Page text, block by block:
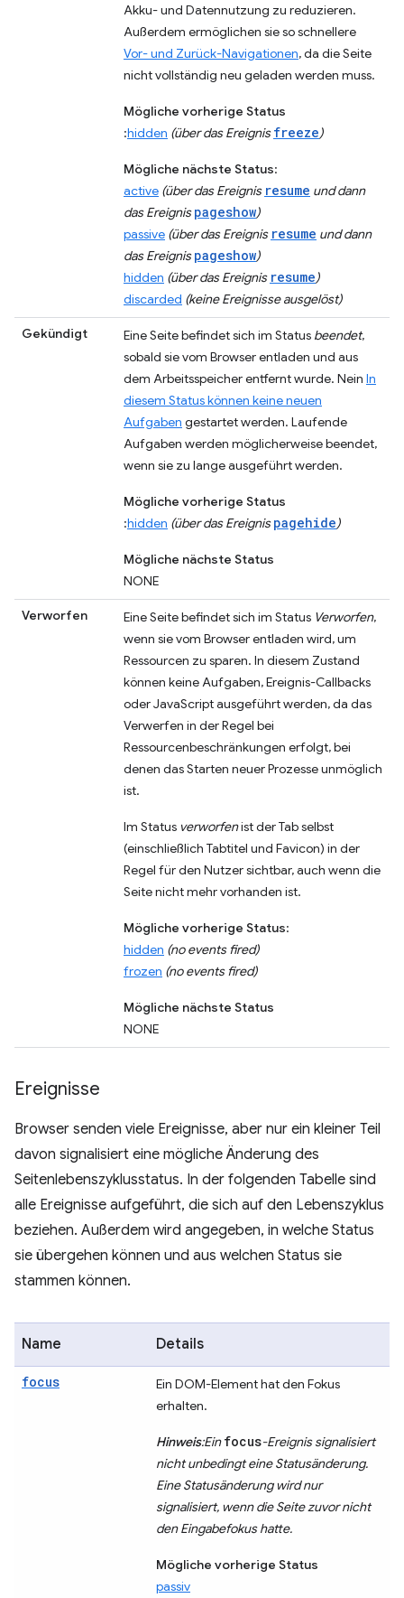
Akku- und Datennutzung zu reduzieren.
Außerdem ermöglichen sie so schnellere
Vor- und Zurück-Navigationen, da die Seite
nicht vollständig neu geladen werden muss.
Mögliche vorherige Status
:hidden (über das Ereignisfreeze)
Mögliche nächste Status:
active (über das Ereignis resume und dann
das Ereignispageshow)
passive (über das Ereignis resume und dann
das Ereignispageshow)
hidden (über das Ereignis resume)
discarded (keine Ereignisse ausgelöst)
Gekündigt Eine Seite befindet sich im Status beendet,
sobald sie vom Browser entladen und aus
dem Arbeitsspeicher entfernt wurde. Nein In
diesem Status können keine neuen
Aufgaben gestartet werden. Laufende
Aufgaben werden möglicherweise beendet,
wenn sie zu lange ausgeführt werden.
Mögliche vorherige Status
:hidden (über das Ereignispagehide)
Mögliche nächste Status
NONE
Verworfen Eine Seite befindet sich im Status Verworfen,
wenn sie vom Browser entladen wird, um
Ressourcen zu sparen. In diesem Zustand
können keine Aufgaben, Ereignis-Callbacks
oder JavaScript ausgeführt werden, da das
Verwerfen in der Regel bei
Ressourcenbeschränkungen erfolgt, bei
denen das Starten neuer Prozesse unmöglich
ist.
Im Status verworfenist der Tab selbst
(einschließlich Tabtitel und Favicon) in der
Regel für den Nutzer sichtbar, auch wenn die
Seite nicht mehr vorhanden ist.
Mögliche vorherige Status:
hidden (no events fired)
frozen (no events fired)
Mögliche nächste Status
NONE
Ereignisse
Browser senden viele Ereignisse, aber nur ein kleiner Teil
davon signalisiert eine mögliche Änderung des
Seitenlebenszyklusstatus. In der folgenden Tabelle sind
alle Ereignisse aufgeführt, die sich auf den Lebenszyklus
beziehen. Außerdem wird angegeben, in welche Status
sie übergehen können und aus welchen Status sie
stammen können.
Name Details
focus
Ein DOM-Element hat den Fokus
erhalten.
Hinweis:Einfocus-Ereignis signalisiert
nicht unbedingt eine Statusänderung.
Eine Statusänderung wird nur
signalisiert, wenn die Seite zuvor nicht
den Eingabefokus hatte.
Mögliche vorherige Status
passiv